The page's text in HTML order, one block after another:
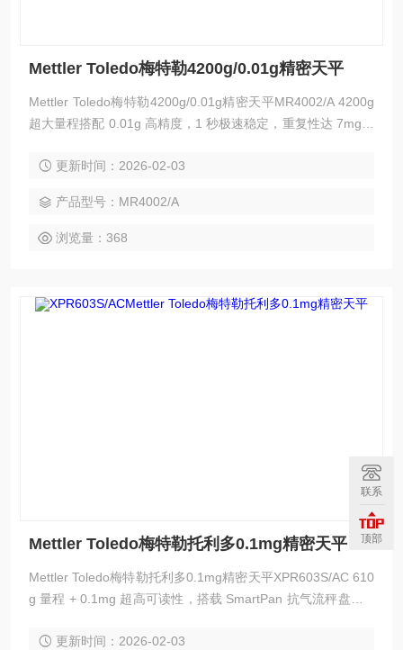
Mettler Toledo梅特勒4200g/0.01g精密天平
Mettler Toledo梅特勒4200g/0.01g精密天平MR4002/A 4200g
超大量程搭配 0.01g 高精度，1 秒极速稳定，重复性达 7mg。
腐蚀，秤盘 / 滴盘可快速拆卸清洁。多接口适配数据传输，支
景，兼顾精准与高效。
更新时间：2026-02-03
产品型号：MR4002/A
浏览量：368
Mettler Toledo梅特勒托利多0.1mg精密天平
Mettler Toledo梅特勒托利多0.1mg精密天平XPR603S/AC 610
g 量程 + 0.1mg 超高可读性，搭载 SmartPan 抗气流秤盘，1.
bX 软件与 21CFR Part11 合规要求，用户管理 + 密码保护，
更新时间：2026-02-03
联系
顶部